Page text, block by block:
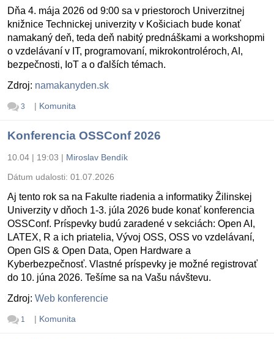
Dňa 4. mája 2026 od 9:00 sa v priestoroch Univerzitnej
knižnice Technickej univerzity v Košiciach bude konať
namakaný deň, teda deň nabitý prednáškami a workshopmi
o vzdelávaní v IT, programovaní, mikrokontroléroch, AI,
bezpečnosti, IoT a o ďalších témach.
Zdroj: namakanyden.sk
3 | Komunita
Konferencia OSSConf 2026
10.04 | 19:03 | Miroslav Bendík
Dátum udalosti: 01.07.2026
Aj tento rok sa na Fakulte riadenia a informatiky Žilinskej
Univerzity v dňoch 1-3. júla 2026 bude konať konferencia
OSSConf. Príspevky budú zaradené v sekciách: Open AI,
LATEX, R a ich priatelia, Vývoj OSS, OSS vo vzdelávaní,
Open GIS & Open Data, Open Hardware a
Kyberbezpečnosť. Vlastné príspevky je možné registrovať
do 10. júna 2026. Tešíme sa na Vašu návštevu.
Zdroj: Web konferencie
1 | Komunita